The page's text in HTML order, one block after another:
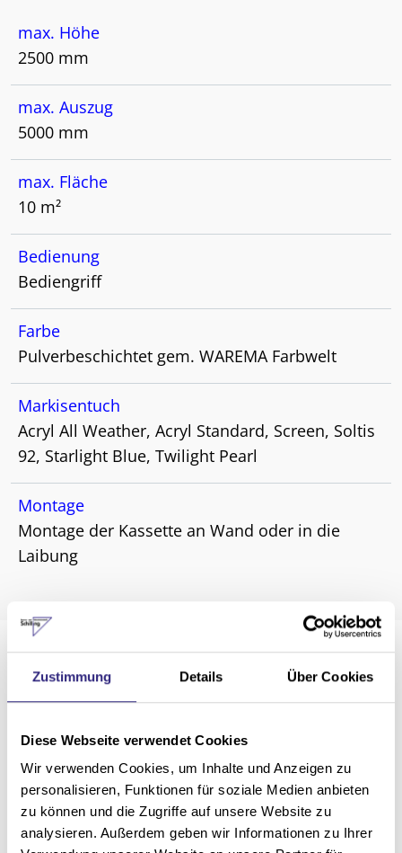
Zustimmung Details Über Cookies
Diese Webseite verwendet Cookies
Wir verwenden Cookies, um Inhalte und Anzeigen zu
personalisieren, Funktionen für soziale Medien anbieten
zu können und die Zugriffe auf unsere Website zu
analysieren. Außerdem geben wir Informationen zu Ihrer
max. Höhe
2500 mm
max. Auszug
5000 mm
max. Fläche
10 m²
Bedienung
Bediengriff
Farbe
Pulverbeschichtet gem. WAREMA Farbwelt
Markisentuch
Acryl All Weather, Acryl Standard, Screen, Soltis
92, Starlight Blue, Twilight Pearl
Montage
Montage der Kassette an Wand oder in die
Laibung